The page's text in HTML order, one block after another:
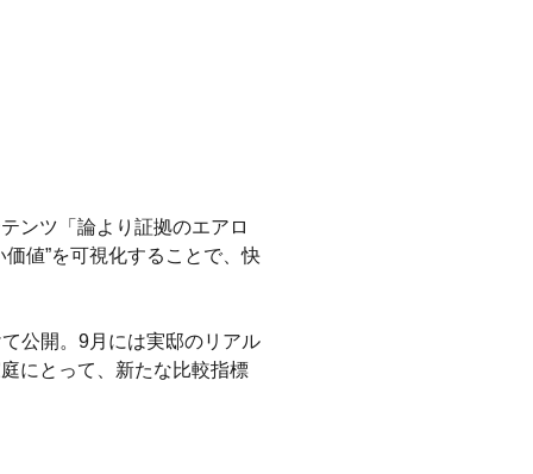
ンツ「論より証拠のエアロ
値”を可視化することで、快
公開。9月には実邸のリアル
にとって、新たな比較指標